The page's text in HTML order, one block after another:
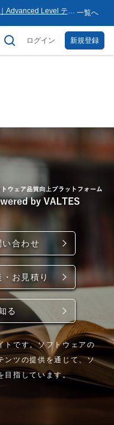
Advanced Level テス
グループ内事業再編
ンテナンスのお知ら
ンテナンス作業のお
8月8日(土)～2026年
一覧へ
ログイン 新規登録
い合わせ
お見積り
る
トです。ソフトウェアの
ンツの提供を通じて、ソ
目指しています。